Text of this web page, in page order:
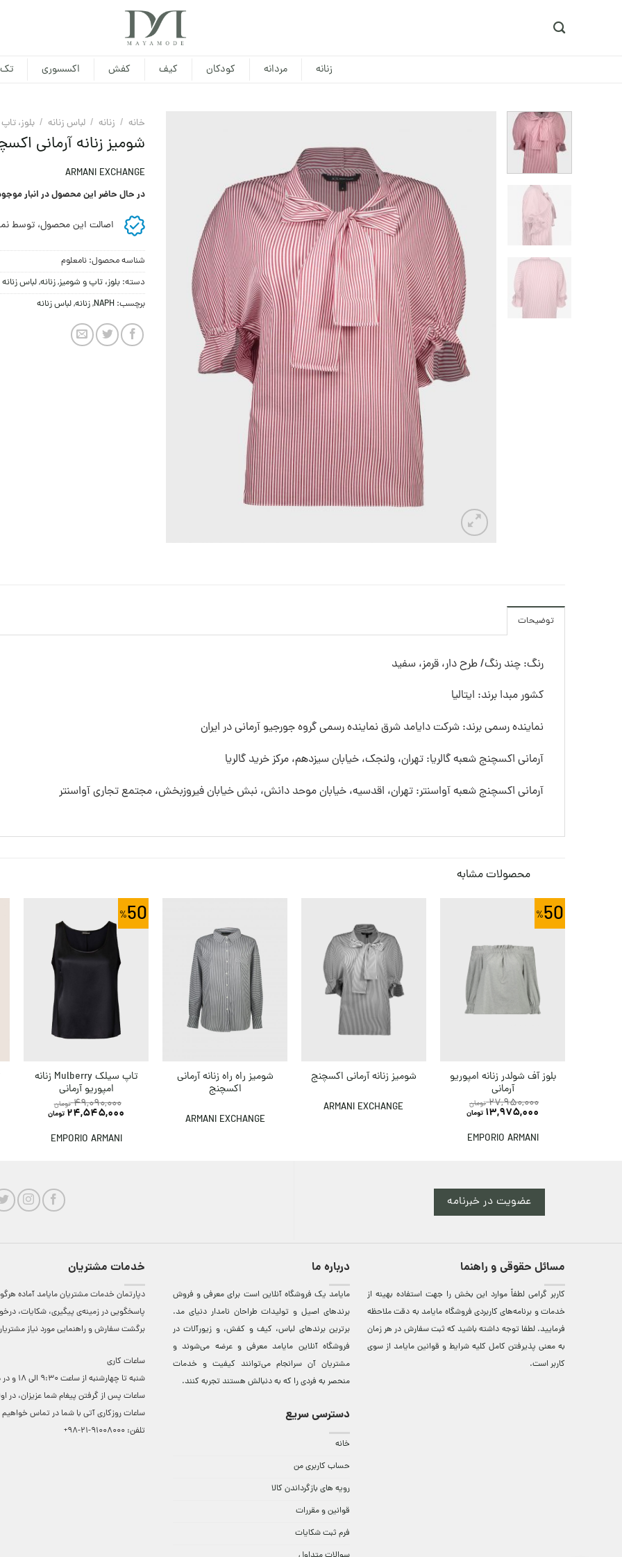
زنانه مردانه کودکان کیف کفش اکسسوری
خانه / زنانه / لباس زنانه / بلوز،
شومیز زنانه آرمانی
ARMANI EXCHANGE
در حال حاضر این محصول در انبار
اصالت این محصول، توسط
شناسه محصول: نامعلوم
دسته: بلوز، تاپ و شومیز,زنانه,لباس زنانه
برچسب: NAPH
,زنانه,لباس زنانه
توضیحات
رنگ: چند رنگ/ طرح دار، قرمز، سفید
کشور مبدا برند: ایتالیا
نماینده رسمی برند: شرکت دایامد شرق نماینده رسمی گروه جورجیو آرمانی در ایران
آرمانی اکسچنج شعبه گالریا: تهران، ولنجک، خیابان سیزدهم، مرکز خرید گالریا
آرمانی اکسچنج شعبه آواسنتر: تهران، اقدسیه، خیابان موحد دانش، نبش خیابان فیروزبخش، مجتمع تجاری آواسنتر
محصولات مشابه
50
بلوز آف شولدر زنانه امپوریو
آرمانی
27,950,000 تومان
13,975,000 تومان
EMPORIO ARMANI
شومیز زنانه آرمانی اکسچنج
ARMANI EXCHANGE
شومیز راه راه زنانه آرمانی
اکسچنج
ARMANI EXCHANGE
50
تاپ سیلک Mulberry زنانه
امپوریو آرمانی
49,090,000 تومان
24,545,000 تومان
EMPORIO ARMANI
عضویت در خبرنامه
مسائل حقوقی و راهنما
کاربر گرامی لطفاً موارد این بخش را جهت استفاده بهینه از
خدمات و برنامه‌‏های کاربردی فروشگاه مایامد به دقت ملاحظه
فرمایید. لطفا توجه داشته باشید که ثبت سفارش در هر زمان
به معنی پذیرفتن کامل کلیه شرایط و قوانین مایامد از سوی
کاربر است.
درباره ما
مایامد يک فروشگاه آنلاين است برای معرفی و فروش
برندهای اصيل و توليدات طراحان نامدار دنيای مد.
برترين‌ برندهای لباس، کيف و کفش، و زيورآلات در
فروشگاه آنلاين مایامد معرفی و عرضه می‌شوند و
مشتريان آن سرانجام می‌توانند کيفيت و خدمات
منحصر به فردی را که به دنبالش هستند تجربه کنند.
دسترسی سریع
خانه
حساب کاربری من
رویه های بازگرداندن کالا
قوانین و مقررات
فرم ثبت شکایات
خدمات مشتریان
دپارتمان خدمات مشتریان مایامد آماده
پاسخگویی در زمینه‌ی پیگیری، شکایات،
برگشت سفارش و راهنمایی مورد نیاز
ساعات کاری
شنبه تا چهارشنبه از
ساعات ‌پس از گرفتن پیغام شما عزیزان، در
ساعات روزکاری آتی با شما در تماس خواهیم
تلفن: 91008000-21-98+